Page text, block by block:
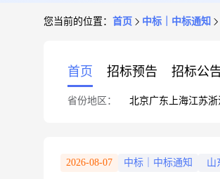
您当前的位置： 首页 中标｜中标通知
首页 招标预告 招标公
省份地区： 北京广东 上海江苏浙
2026-08-07 中标｜中标通知 山